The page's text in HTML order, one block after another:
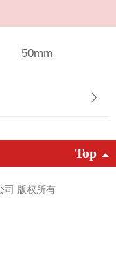
50mm
Top
司 版权所有